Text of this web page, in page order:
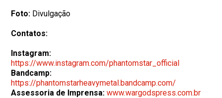
Foto: Divulgação
Contatos:
Instagram:
https://www.instagram.com/phantomstar_official
Bandcamp:
https://phantomstarheavymetal.bandcamp.com/
Assessoria de Imprensa:www.wargodspress.com.br